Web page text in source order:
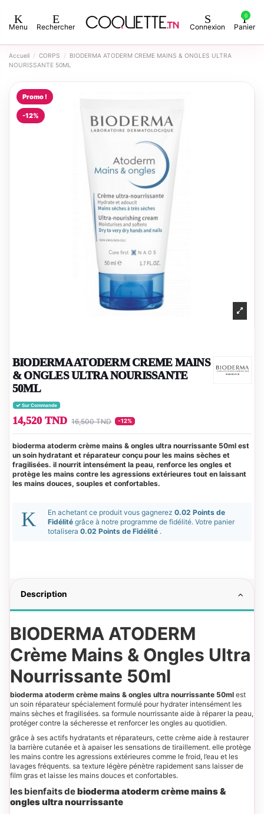
Menu Rechercher Connexion
0
Panier
Accueil CORPS
BIODERMA ATODERM CREME MAINS & ONGLES ULTRA
NOURISSANTE 50ML
Promo !
-12%
BIODERMA ATODERM CREME MAINS
& ONGLES ULTRA NOURISSANTE
50ML
Sur Commande
14,520 TND 16,500 TND -12%
bioderma atoderm crème mains & ongles ultra nourrissante 50ml est
un soin hydratant et réparateur conçu pour les mains sèches et
fragilisées. il nourrit intensément la peau, renforce les ongles et
protège les mains contre les agressions extérieures tout en laissant
les mains douces, souples et confortables.
En achetant ce produit vous gagnerez 0.02 Points de
Fidélité grâce à notre programme de fidélité. Votre panier
totalisera 0.02 Points de Fidélité .
Description
BIODERMA ATODERM
Crème Mains & Ongles Ultra
Nourrissante 50ml
bioderma atoderm crème mains & ongles ultra nourrissante 50ml est
un soin réparateur spécialement formulé pour hydrater intensément les
mains sèches et fragilisées. sa formule nourrissante aide à réparer la peau,
protéger contre la sécheresse et renforcer les ongles au quotidien.
grâce à ses actifs hydratants et réparateurs, cette crème aide à restaurer
la barrière cutanée et à apaiser les sensations de tiraillement. elle protège
les mains contre les agressions extérieures comme le froid, l’eau et les
lavages fréquents. sa texture légère pénètre rapidement sans laisser de
film gras et laisse les mains douces et confortables.
les bienfaits debioderma atoderm crème mains &
ongles ultra nourrissante